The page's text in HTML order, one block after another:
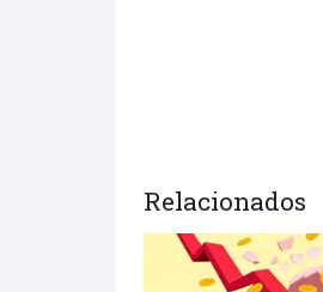
Relacionados